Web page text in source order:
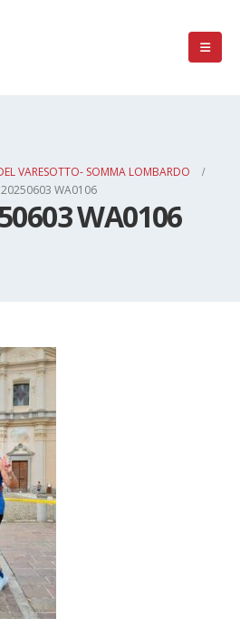
VARESOTTO- SOMMA LOMBARDO
20250603 WA0106
WA0106